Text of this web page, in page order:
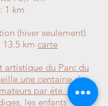
1 km
(hiver seulement)
13.5 km carte
artistique du Parc du
une centaine de
par été. Des
les enfants